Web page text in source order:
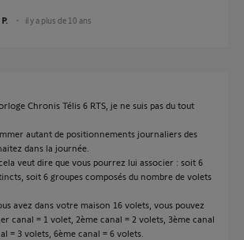
il y a plus de 10 ans
Chronis Télis 6 RTS, je ne suis pas du tout
autant de positionnements journaliers des
dans la journée.
veut dire que vous pourrez lui associer : soit 6
soit 6 groupes composés du nombre de volets
avez dans votre maison 16 volets, vous pouvez
canal = 1 volet, 2ème canal = 2 volets, 3ème canal
= 3 volets, 6ème canal = 6 volets.